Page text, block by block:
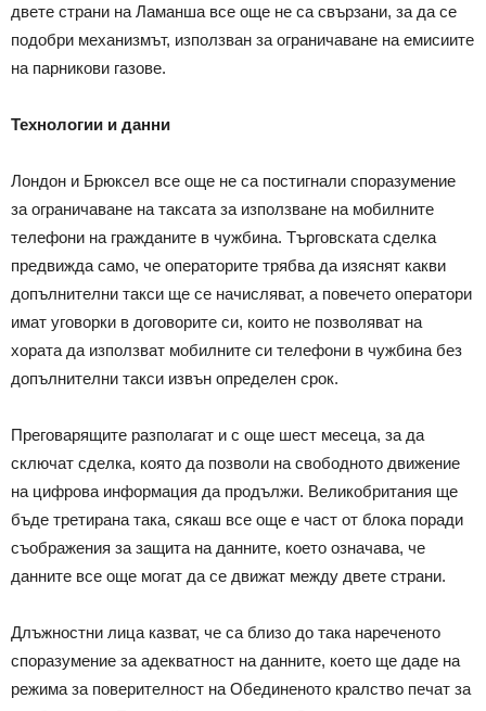
двете страни на Ламанша все още не са свързани, за да се
подобри механизмът, използван за ограничаване на емисиите
на парникови газове.
Технологии и данни
Лондон и Брюксел все още не са постигнали споразумение
за ограничаване на таксата за използване на мобилните
телефони на гражданите в чужбина. Търговската сделка
предвижда само, че операторите трябва да изяснят какви
допълнителни такси ще се начисляват, а повечето оператори
имат уговорки в договорите си, които не позволяват на
хората да използват мобилните си телефони в чужбина без
допълнителни такси извън определен срок.
Преговарящите разполагат и с още шест месеца, за да
сключат сделка, която да позволи на свободното движение
на цифрова информация да продължи. Великобритания ще
бъде третирана така, сякаш все още е част от блока поради
съображения за защита на данните, което означава, че
данните все още могат да се движат между двете страни.
Длъжностни лица казват, че са близо до така нареченото
споразумение за адекватност на данните, което ще даде на
режима за поверителност на Обединеното кралство печат за